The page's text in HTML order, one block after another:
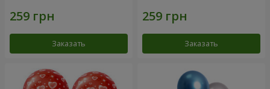
Заказать Заказать